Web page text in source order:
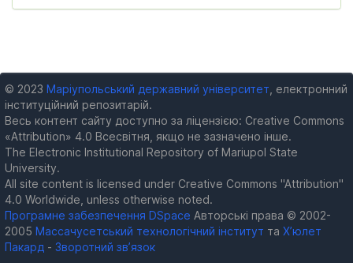
© 2023 Маріупольський державний університет , електронний
інституційний репозитарій.
Весь контент сайту доступно за ліцензією: Creative Commons
«Attribution» 4.0 Всесвітня, якщо не зазначено інше.
The Electronic Institutional Repository of Mariupol State
University.
All site content is licensed under Creative Commons "Attribution"
4.0 Worldwide, unless otherwise noted.
Програмне забезпечення DSpace Авторські права © 2002-
2005 Массачусетський технологічний інститут та Х’юлет
Пакард - Зворотний зв’язок